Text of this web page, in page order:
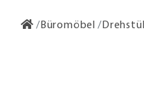
Büromöbel